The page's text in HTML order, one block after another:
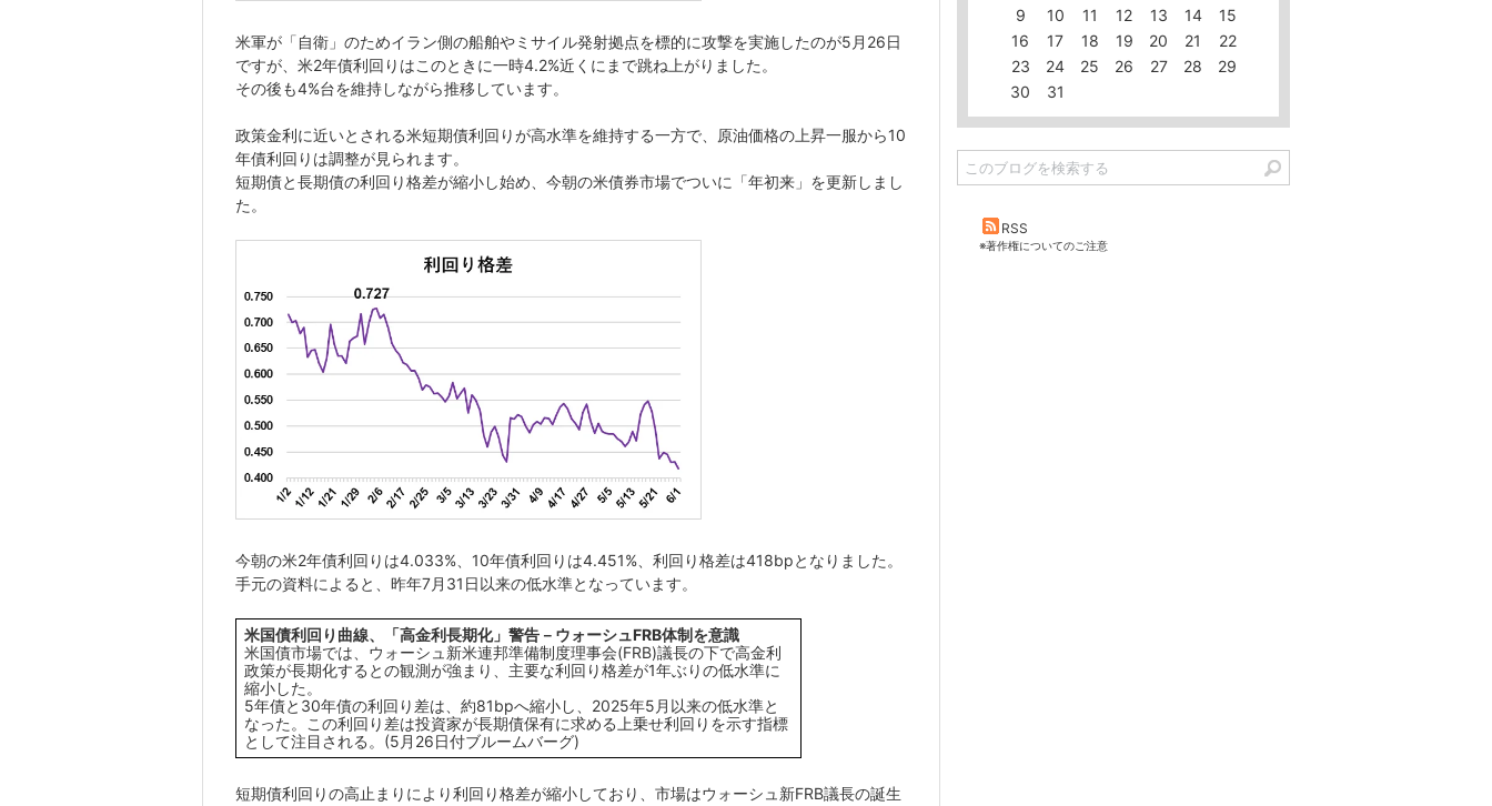
米軍が「自衛」のためイラン側の船舶やミサイル発射拠点を標的に攻撃を実施したのが5月26日
ですが、米2年債利回りはこのときに一時4.2%近くにまで跳ね上がりました。
その後も4%台を維持しながら推移しています。
政策金利に近いとされる米短期債利回りが高水準を維持する一方で、原油価格の上昇一服から10
年債利回りは調整が見られます。
短期債と長期債の利回り格差が縮小し始め、今朝の米債券市場でついに「年初来」を更新しまし
た。
今朝の米2年債利回りは4.033%、10年債利回りは4.451%、利回り格差は418bpとなりました。
手元の資料によると、昨年7月31日以来の低水準となっています。
米国債利回り曲線、「高金利長期化」警告－ウォーシュFRB体制を意識
米国債市場では、ウォーシュ新米連邦準備制度理事会(FRB)議長の下で高金利
政策が長期化するとの観測が強まり、主要な利回り格差が1年ぶりの低水準に
縮小した。
5年債と30年債の利回り差は、約81bpへ縮小し、2025年5月以来の低水準と
なった。この利回り差は投資家が長期債保有に求める上乗せ利回りを示す指標
として注目される。(5月26日付ブルームバーグ)
短期債利回りの高止まりにより利回り格差が縮小しており、市場はウォーシュ新FRB議長の誕生
9
10 11 12 13 14
15
16
17 18 19 20 21
22
23
24 25 26 27 28
29
30
31
RSS
※著作権についてのご注意